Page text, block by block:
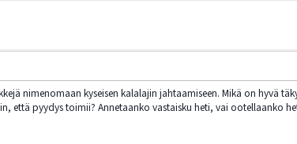
nimenomaan kyseisen kalalajin jahtaamiseen. Mikä on hyvä
että pyydys toimii? Annetaanko vastaisku heti, vai ootellaanko